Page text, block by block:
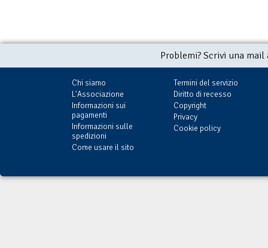
Problemi? Scrivi una
Chi siamo
L'Associazione
Informazioni sui
pagamenti
Informazioni sulle
spedizioni
Come usare il sito
Termini del servizio
Diritto di recesso
Copyright
Privacy
Cookie policy